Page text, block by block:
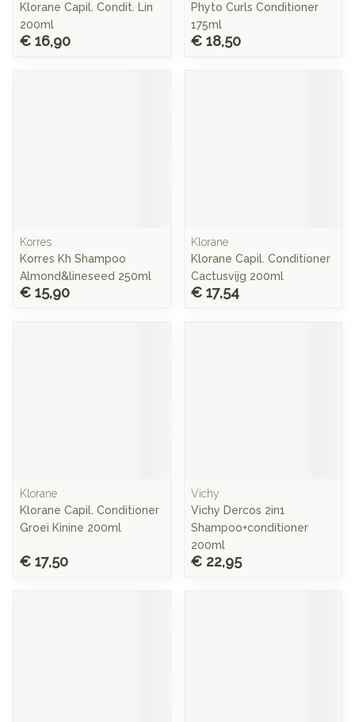
Klorane Capil. Condit. Lin
200ml
€ 16,90
Phyto Curls Conditioner
175ml
€ 18,50
Korres
Korres Kh Shampoo
Almond&lineseed 250ml
€ 15,90
Klorane
Klorane Capil. Conditioner
Cactusvijg 200ml
€ 17,54
Klorane
Klorane Capil. Conditioner
Groei Kinine 200ml
€ 17,50
Vichy
Vichy Dercos 2in1
Shampoo+conditioner
200ml
€ 22,95